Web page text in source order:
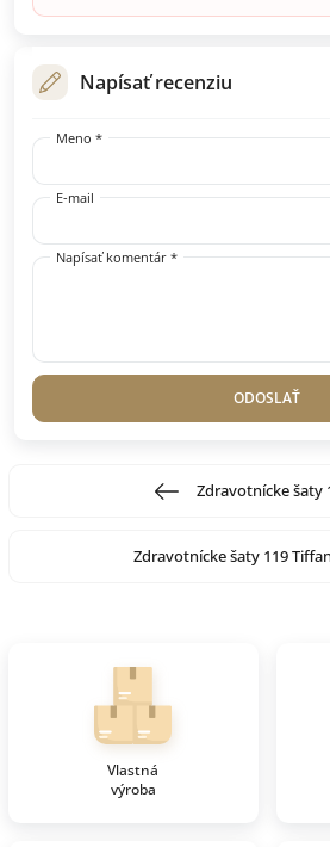
Napísať recenziu
Meno *
E-mail
Napísať komentár *
ODOSLAŤ
Zdravotnícke šaty
Zdravotnícke šaty 119
Vlastná
výroba